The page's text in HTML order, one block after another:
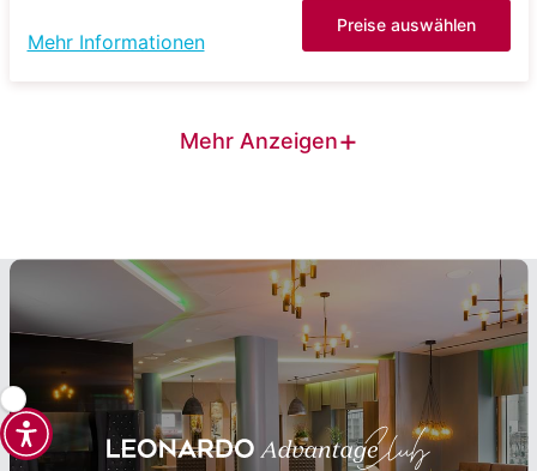
Mehr Informationen
Preise auswählen
Mehr Anzeigen+